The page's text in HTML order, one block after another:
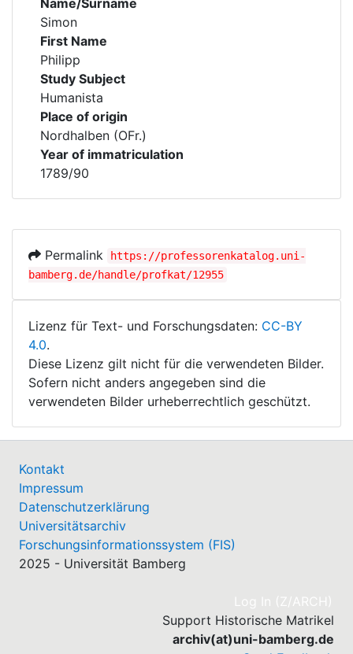
Name/Surname
Simon
First Name
Philipp
Study Subject
Humanista
Place of origin
Nordhalben (OFr.)
Year of immatriculation
1789/90
Permalink
https://professorenkatalog.uni-
bamberg.de/handle/profkat/12955
Lizenz für Text- und Forschungsdaten: CC-BY
4.0.
Diese Lizenz gilt nicht für die verwendeten Bilder.
Sofern nicht anders angegeben sind die
verwendeten Bilder urheberrechtlich geschützt.
Kontakt
Impressum
Datenschutzerklärung
Universitätsarchiv
Forschungsinformationssystem (FIS)
2025 - Universität Bamberg
Log In (Z/ARCH)
Support Historische Matrikel
archiv(at)uni-bamberg.de